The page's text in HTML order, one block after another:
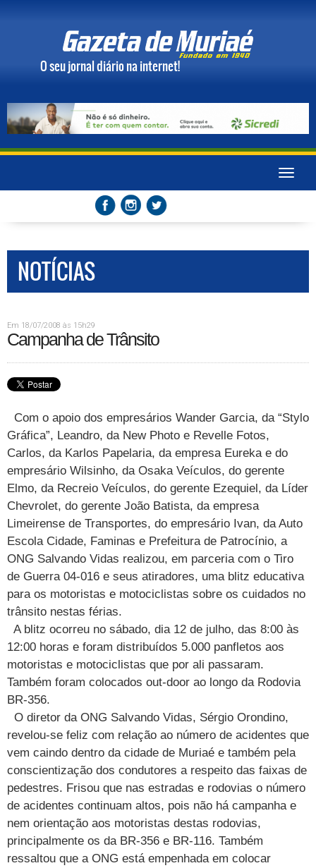
O seu jornal diário na internet!
Toggle
NOTÍCIAS
Em 18/07/2008 às 15h29
Campanha de Trânsito
Com o apoio dos empresários Wander Garcia, da “Stylo
Gráfica”, Leandro, da New Photo e Revelle Fotos,
Carlos, da Karlos Papelaria, da empresa Eureka e do
empresário Wilsinho, da Osaka Veículos, do gerente
Elmo, da Recreio Veículos, do gerente Ezequiel, da Líder
Chevrolet, do gerente João Batista, da empresa
Limeirense de Transportes, do empresário Ivan, da Auto
Escola Cidade, Faminas e Prefeitura de Patrocínio, a
ONG Salvando Vidas realizou, em parceria com o Tiro
de Guerra 04-016 e seus atiradores, uma blitz educativa
para os motoristas e motociclistas sobre os cuidados no
trânsito nestas férias.
A blitz ocorreu no sábado, dia 12 de julho, das 8:00 às
12:00 horas e foram distribuídos 5.000 panfletos aos
motoristas e motociclistas que por ali passaram.
Também foram colocados out-door ao longo da Rodovia
BR-356.
O diretor da ONG Salvando Vidas, Sérgio Orondino,
revelou-se feliz com relação ao número de acidentes que
vem caindo dentro da cidade de Muriaé e também pela
conscientização dos condutores a respeito das faixas de
pedestres. Frisou que nas estradas e rodovias o número
de acidentes continuam altos, pois não há campanha e
nem orientação aos motoristas destas rodovias,
principalmente os da BR-356 e BR-116. Também
ressaltou que a ONG está empenhada em colocar